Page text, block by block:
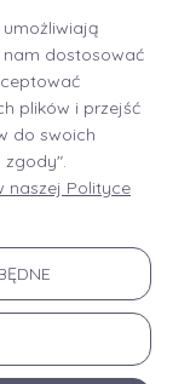
w soboty od 9:00-13:00)
dostosować
plików i przejść
do swoich
zgody".
naszej Polityce